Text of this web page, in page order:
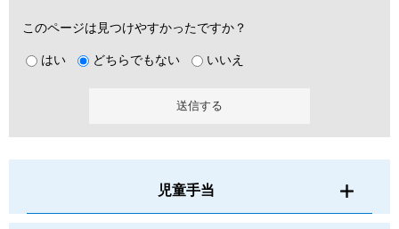
このページは見つけやすかったですか？
はい どちらでもない いいえ
児童手当